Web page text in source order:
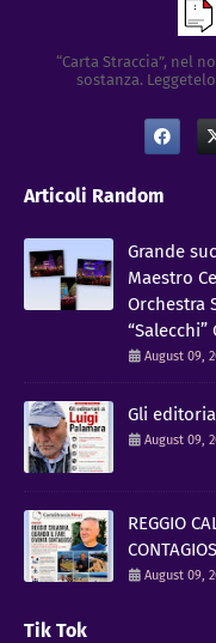
“Carta Straccia”, nel
sostanza.
Articoli Random
Grande
Maestro
Orchestra
August 09,
Gli
August 09,
REGGIO
August 09,
Tik Tok